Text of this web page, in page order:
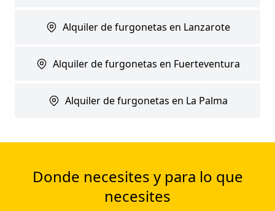
Alquiler de furgonetas en Lanzarote
Alquiler de furgonetas en Fuerteventura
Alquiler de furgonetas en La Palma
Donde necesites y para lo que
necesites